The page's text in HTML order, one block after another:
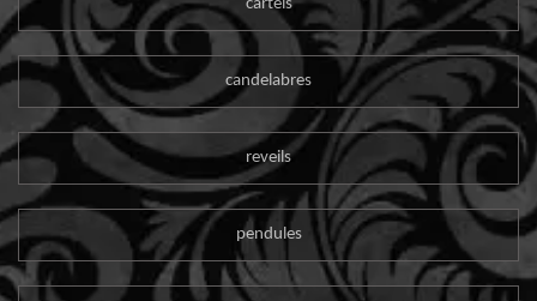
cartels
candelabres
reveils
pendules